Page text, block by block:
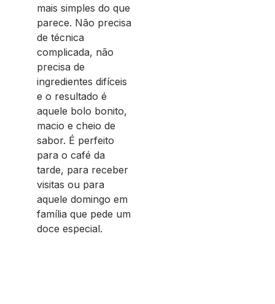
mais simples do que
parece. Não precisa
de técnica
complicada, não
precisa de
ingredientes difíceis
e o resultado é
aquele bolo bonito,
macio e cheio de
sabor. É perfeito
para o café da
tarde, para receber
visitas ou para
aquele domingo em
família que pede um
doce especial.